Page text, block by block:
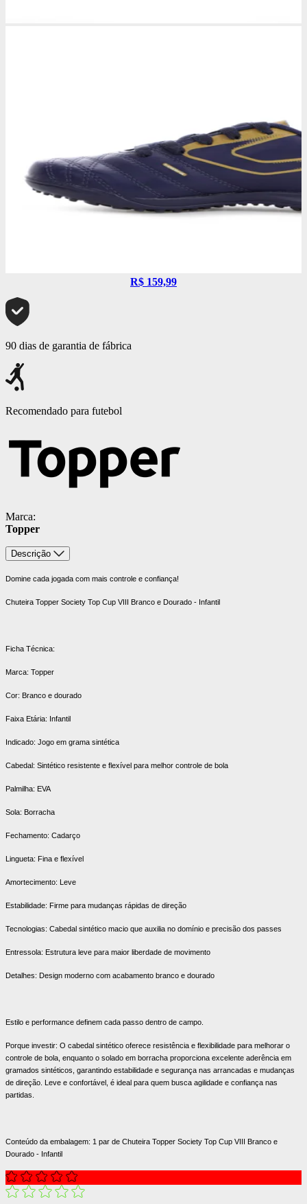
R$ 159,99
90 dias de garantia de fábrica
Recomendado para futebol
Marca:
Topper
Descrição
Domine cada jogada com mais controle e confiança!
Chuteira Topper Society Top Cup VIII Branco e Dourado - Infantil
Ficha Técnica:
Marca: Topper
Cor: Branco e dourado
Faixa Etária: Infantil
Indicado: Jogo em grama sintética
Cabedal: Sintético resistente e flexível para melhor controle de bola
Palmilha: EVA
Sola: Borracha
Fechamento: Cadarço
Lingueta: Fina e flexível
Amortecimento: Leve
Estabilidade: Firme para mudanças rápidas de direção
Tecnologias: Cabedal sintético macio que auxilia no domínio e precisão dos passes
Entressola: Estrutura leve para maior liberdade de movimento
Detalhes: Design moderno com acabamento branco e dourado
Estilo e performance definem cada passo dentro de campo.
Porque investir: O cabedal sintético oferece resistência e flexibilidade para melhorar o
controle de bola, enquanto o solado em borracha proporciona excelente aderência em
gramados sintéticos, garantindo estabilidade e segurança nas arrancadas e mudanças
de direção. Leve e confortável, é ideal para quem busca agilidade e confiança nas
partidas.
Conteúdo da embalagem: 1 par de Chuteira Topper Society Top Cup VIII Branco e
Dourado - Infantil